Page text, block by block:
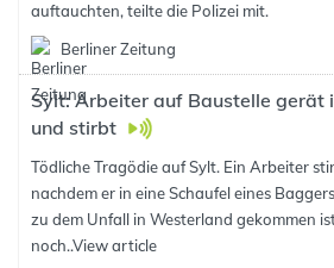
auftauchten, teilte die Polizei mit.
Berliner Zeitung
Sylt: Arbeiter auf Baustelle gerät
und stirbt
Tödliche Tragödie auf Sylt. Ein Arbeiter
nachdem er in eine Schaufel eines
zu dem Unfall in Westerland gekommen
noch..View article